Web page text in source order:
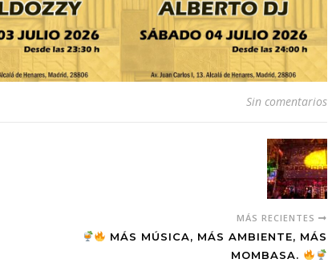
Sin comentarios
MÁS RECIENTES
MÁS MÚSICA, MÁS AMBIENTE, MÁS
MOMBASA.